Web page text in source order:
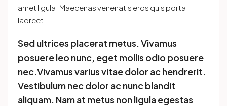
amet ligula. Maecenas venenatis eros quis porta
laoreet.
Sed ultrices placerat metus. Vivamus
posuere leo nunc, eget mollis odio posuere
nec.Vivamus varius vitae dolor ac hendrerit.
Vestibulum nec dolor ac nunc blandit
aliquam. Nam at metus non ligula egestas